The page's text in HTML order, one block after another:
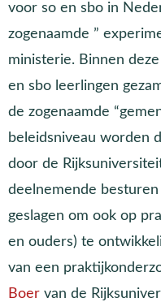
voor so en sbo in
zogenaamde ”
ministerie. Binnen
en sbo leerlingen
de zogenaamde
beleidsniveau worden
door de
deelnemende
geslagen om ook op
en ouders) te
van een
Boer van de